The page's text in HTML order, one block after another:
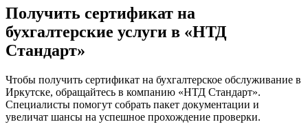
Получить сертификат на
бухгалтерские услуги в «НТД
Стандарт»
Чтобы получить сертификат на бухгалтерское обслуживание в
Иркутске, обращайтесь в компанию «НТД Стандарт».
Специалисты помогут собрать пакет документации и
увеличат шансы на успешное прохождение проверки.